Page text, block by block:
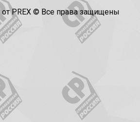
от PREX © Все права защищены